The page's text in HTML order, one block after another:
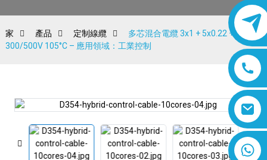
8618019377761
家 產品 定制線纜
多芯混合電纜 3x1 + 5x0.22 + 2x0.35
300/500V 105°C – 應用領域：工業控制